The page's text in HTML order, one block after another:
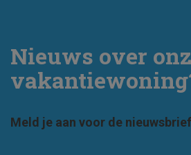
Nieuws over
Meld je aan voor de